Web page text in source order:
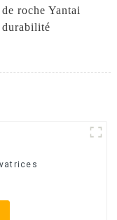
roche Yantai
durabilité